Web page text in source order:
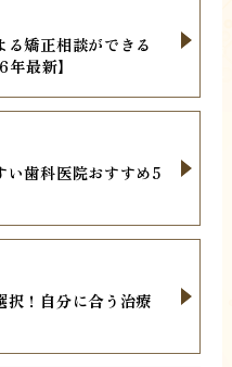
矯正相談ができる
最新】
い歯科医院おすすめ5
択！自分に合う治療